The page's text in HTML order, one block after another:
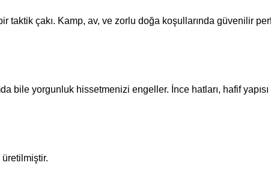
taktik çakı. Kamp, av, ve zorlu doğa koşullarında güvenilir
yorgunluk hissetmenizi engeller. İnce hatları, hafif yapısı
üretilmiştir.